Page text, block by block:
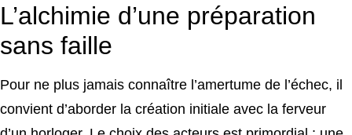
L’alchimie d’une préparation
sans faille
Pour ne plus jamais connaître l’amertume de l’échec, il
convient d’aborder la création initiale avec la ferveur